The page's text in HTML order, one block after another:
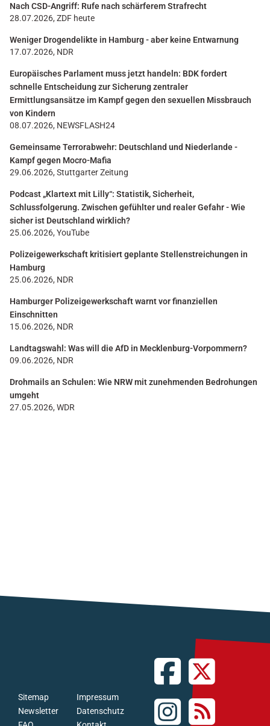
Nach CSD-Angriff: Rufe nach schärferem Strafrecht
28.07.2026, ZDF heute
Weniger Drogendelikte in Hamburg - aber keine Entwarnung
17.07.2026, NDR
Europäisches Parlament muss jetzt handeln: BDK fordert
schnelle Entscheidung zur Sicherung zentraler
Ermittlungsansätze im Kampf gegen den sexuellen Missbrauch
von Kindern
08.07.2026, NEWSFLASH24
Gemeinsame Terrorabwehr: Deutschland und Niederlande -
Kampf gegen Mocro-Mafia
29.06.2026, Stuttgarter Zeitung
Podcast „Klartext mit Lilly“: Statistik, Sicherheit,
Schlussfolgerung. Zwischen gefühlter und realer Gefahr - Wie
sicher ist Deutschland wirklich?
25.06.2026, YouTube
Polizeigewerkschaft kritisiert geplante Stellenstreichungen in
Hamburg
25.06.2026, NDR
Hamburger Polizeigewerkschaft warnt vor finanziellen
Einschnitten
15.06.2026, NDR
Landtagswahl: Was will die AfD in Mecklenburg-Vorpommern?
09.06.2026, NDR
Drohmails an Schulen: Wie NRW mit zunehmenden Bedrohungen
umgeht
27.05.2026, WDR
Newsletter
Sitemap
Datenschutz
Impressum